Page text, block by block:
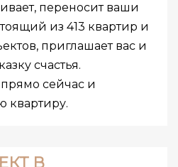
переносит ваши
из 413 квартир и
приглашает вас и
счастья.
сейчас и
квартиру.